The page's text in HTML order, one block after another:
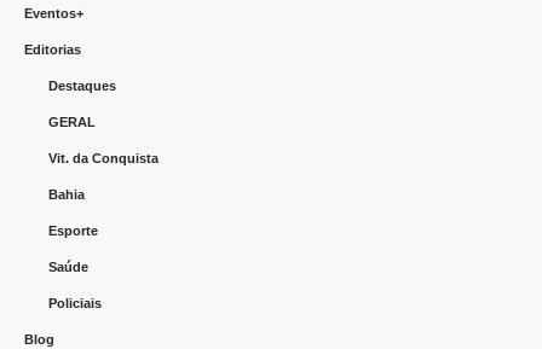
Eventos+
Editorias
Destaques
GERAL
Vit. da Conquista
Bahia
Esporte
Saúde
Policiais
Blog